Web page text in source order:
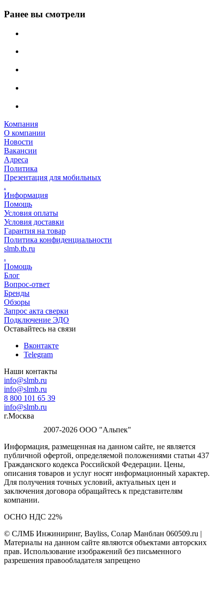
Ранее вы смотрели
Компания
О компании
Новости
Вакансии
Адреса
Политика
Презентация для мобильных
.
Информация
Помощь
Условия оплаты
Условия доставки
Гарантия на товар
Политика конфиденциальности
slmb.tb.ru
.
Помощь
Блог
Вопрос-ответ
Бренды
Обзоры
Запрос акта сверки
Подключение ЭДО
Оставайтесь на связи
Вконтакте
Telegram
Наши контакты
info@slmb.ru
info@slmb.ru
8 800 101 65 39
info@slmb.ru
г.Москва
2007-2026 ООО "Альпек"
Информация, размещенная на данном сайте, не является
публичной офертой, определяемой положениями статьи 437
Гражданского кодекса Российской Федерации. Цены,
описания товаров и услуг носят информационный характер.
Для получения точных условий, актуальных цен и
заключения договора обращайтесь к представителям
компании.
ОСНО НДС 22%
© СЛМБ Инжиниринг, Bayliss, Солар Манблан 060509.ru |
Материалы на данном сайте являются объектами авторских
прав. Использование изображений без письменного
разрешения правообладателя запрещено